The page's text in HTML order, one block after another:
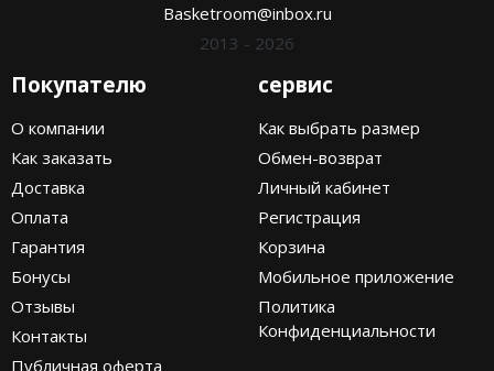
Basketroom@inbox.ru
2013 - 2026
Покупателю
О компании
Как заказать
Доставка
Оплата
Гарантия
Бонусы
Отзывы
Контакты
Публичная оферта
сервис
Как выбрать размер
Обмен-возврат
Личный кабинет
Регистрация
Корзина
Мобильное приложение
Политика
Конфиденциальности